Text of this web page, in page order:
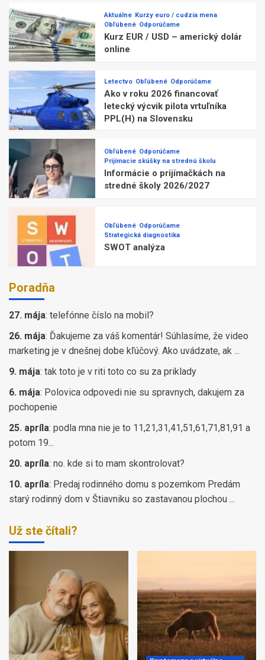
Aktuálne Kurzy euro / cudzia mena
Obľúbené Odporúčame
Kurz EUR / USD – americký dolár
online
Letectvo Obľúbené Odporúčame
Ako v roku 2026 financovať
letecký výcvik pilota vrtuľníka
PPL(H) na Slovensku
Obľúbené Odporúčame
Prijímacie skúšky na strednú školu
Informácie o prijímačkách na
stredné školy 2026/2027
Obľúbené Odporúčame
Strategická diagnostika
SWOT analýza
Poradňa
27. mája: telefónne číslo na mobil?
26. mája: Ďakujeme za váš komentár! Súhlasíme, že video
marketing je v dnešnej dobe kľúčový. Ako uvádzate, ak ...
9. mája: tak toto je v riti toto co su za priklady
6. mája: Polovica odpovedi nie su spravnych, dakujem za
pochopenie
25. apríla: podla mna nie je to 11,21,31,41,51,61,71,81,91 a
potom 19...
20. apríla: no. kde si to mam skontrolovat?
10. apríla: Predaj rodinného domu s pozemkom Predám
starý rodinný dom v Štiavniku so zastavanou plochou ...
Už ste čítali?